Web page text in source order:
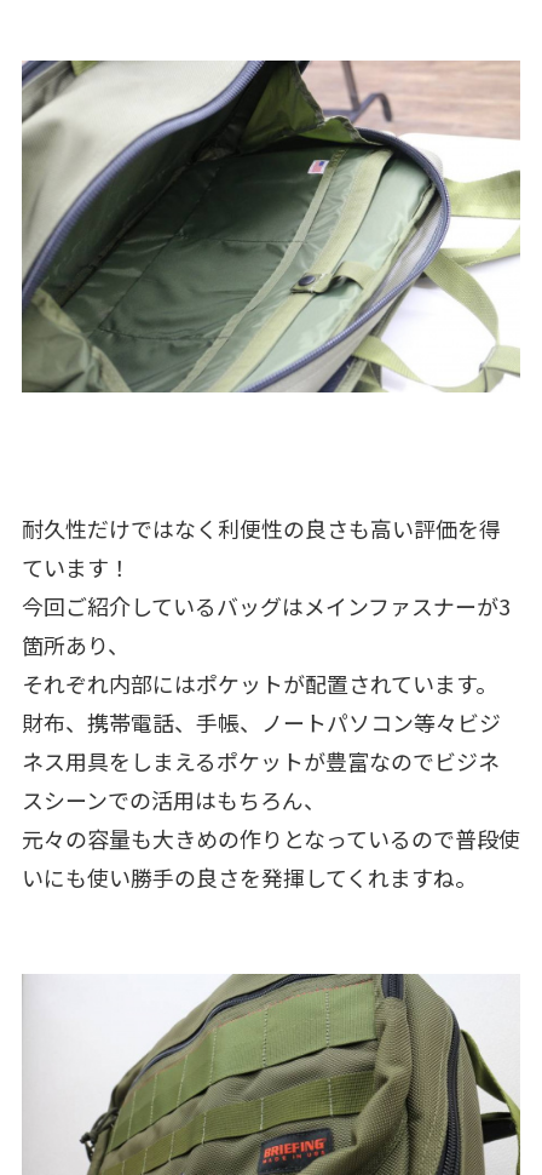
耐久性だけではなく利便性の良さも高い評価を得
ています！
今回ご紹介しているバッグはメインファスナーが3
箇所あり、
それぞれ内部にはポケットが配置されています。
財布、携帯電話、手帳、ノートパソコン等々ビジ
ネス用具をしまえるポケットが豊富なのでビジネ
スシーンでの活用はもちろん、
元々の容量も大きめの作りとなっているので普段使
いにも使い勝手の良さを発揮してくれますね。